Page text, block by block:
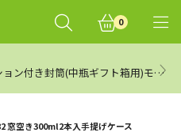
0
エアークッション付き封筒(中瓶ギフト箱用)モニターレビュー集計結果（まとめ）
窓空き300ml2本入手提げケース